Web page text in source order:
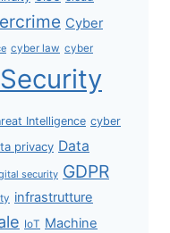
Cyber
cyber law cyber
Intelligence cyber
privacy Data
security GDPR
infrastrutture
IoT Machine